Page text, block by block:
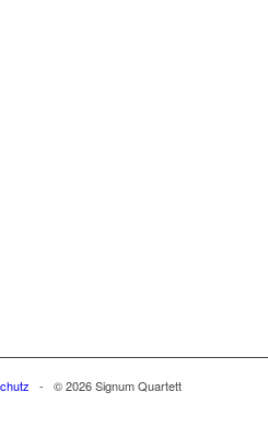
- © 2026 Signum Quartett